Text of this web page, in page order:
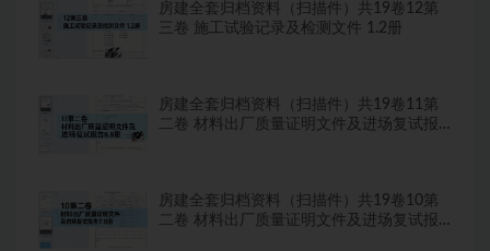
房建全套归档资料（扫描件）共19卷12第
三卷 施工试验记录及检测文件 1.2册
房建全套归档资料（扫描件）共19卷11第
二卷 材料出厂质量证明文件及进场复试报
房建全套归档资料（扫描件）共19卷10第
二卷 材料出厂质量证明文件及进场复试报